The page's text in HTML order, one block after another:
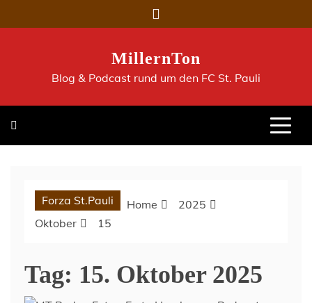
to
MillernTon
Blog & Podcast rund um den FC St. Pauli
Forza St.Pauli Home
2025
Oktober
15
Tag: 15. Oktober 2025